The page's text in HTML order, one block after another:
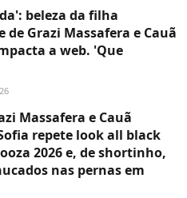
beleza da filha
de Grazi Massafera e Cauã
a web. 'Que
Massafera e Cauã
repete look all black
2026 e, de shortinho,
nas pernas em